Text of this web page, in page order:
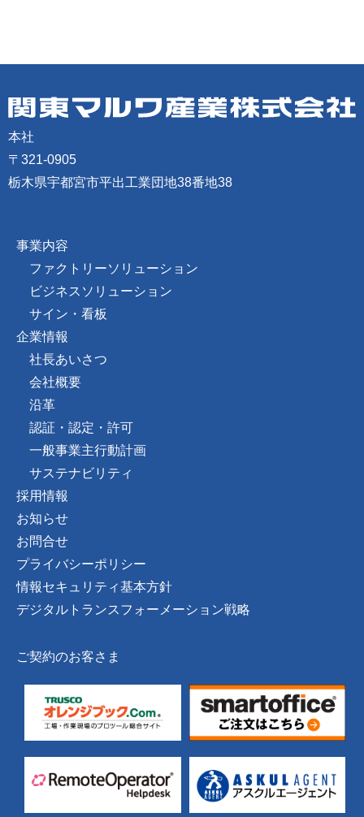
本社
〒321-0905
栃木県宇都宮市平出工業団地38番地38
事業内容
ファクトリーソリューション
ビジネスソリューション
サイン・看板
企業情報
社長あいさつ
会社概要
沿革
認証・認定・許可
一般事業主行動計画
サステナビリティ
採用情報
お知らせ
お問合せ
プライバシーポリシー
情報セキュリティ基本方針
デジタルトランスフォーメーション戦略
ご契約のお客さま